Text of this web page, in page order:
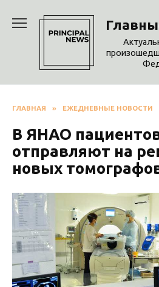
содержанию
ГЛАВНАЯ » ЕЖЕДНЕВНЫЕ НОВОСТИ
В ЯНАО
отправляют на
новых